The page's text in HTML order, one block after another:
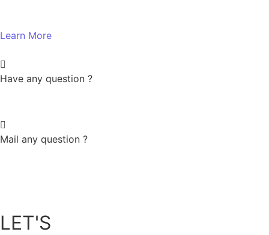
Learn More
Have any question ?
Mail any question ?
LET'S